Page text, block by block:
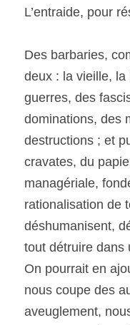
L’entraide, pour
Des barbaries,
deux : la vieille,
guerres, des
dominations, des
destructions ; et
cravates, du
managériale,
rationalisation de
déshumanisent,
tout détruire dans
On pourrait en
nous coupe des
aveuglement,